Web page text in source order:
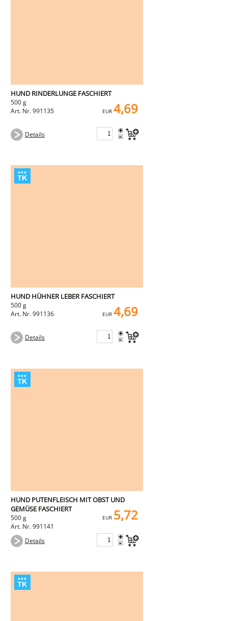
HUND RINDERLUNGE FASCHIERT
500 g
Art. Nr. 991135
EUR 4,69
Details +
-
HUND HÜHNER LEBER FASCHIERT
500 g
Art. Nr. 991136
EUR 4,69
Details +
-
HUND PUTENFLEISCH MIT OBST UND
GEMÜSE FASCHIERT
500 g
Art. Nr. 991141
EUR 5,72
Details +
-